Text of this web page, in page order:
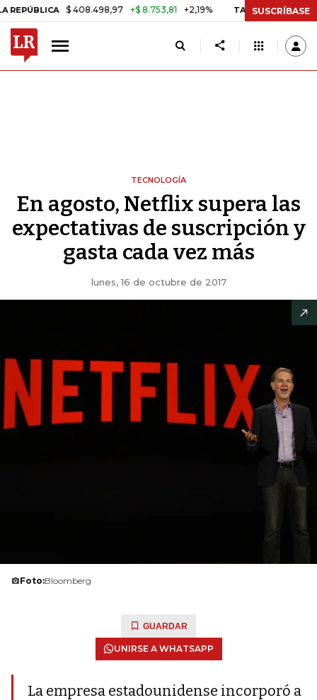
$ 408.498,97 +$ 8.753,81 +2,19% TASA DE USURA CRÉDITO
SUSCRÍBASE
TECNOLOGÍA
En agosto, Netflix supera las
expectativas de suscripción y
gasta cada vez más
lunes, 16 de octubre de 2017
Foto:Bloomberg
GUARDAR
UNIRSE A WHATSAPP
La empresa estadounidense incorporó a